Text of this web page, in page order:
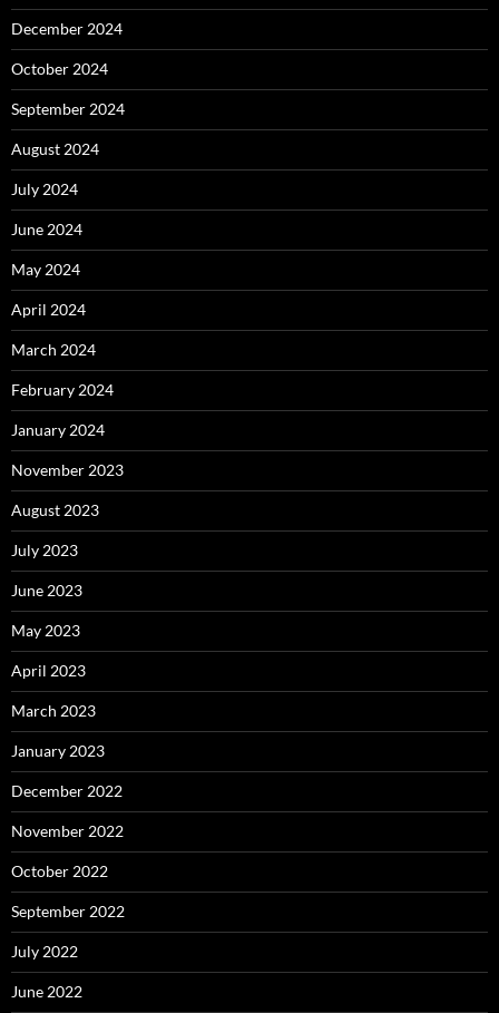
December 2024
October 2024
September 2024
August 2024
July 2024
June 2024
May 2024
April 2024
March 2024
February 2024
January 2024
November 2023
August 2023
July 2023
June 2023
May 2023
April 2023
March 2023
January 2023
December 2022
November 2022
October 2022
September 2022
July 2022
June 2022